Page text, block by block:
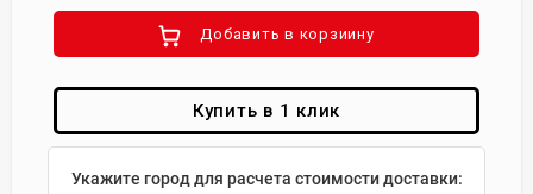
Добавить в корзиину
Купить в 1 клик
Укажите город для расчета стоимости доставки: